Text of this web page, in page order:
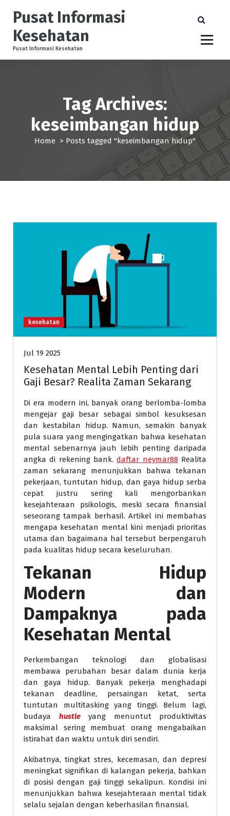
o
Pusat Informasi
Kesehatan
Pusat Informasi Kesehatan
Tag Archives:
keseimbangan hidup
Home > Posts tagged "keseimbangan hidup"
kesehatan
Jul 19 2025
Kesehatan Mental Lebih Penting dari
Gaji Besar? Realita Zaman Sekarang
Di era modern ini, banyak orang berlomba-lomba
mengejar gaji besar sebagai simbol kesuksesan
dan kestabilan hidup. Namun, semakin banyak
pula suara yang mengingatkan bahwa kesehatan
mental sebenarnya jauh lebih penting daripada
angka di rekening bank.daftar neymar88 Realita
zaman sekarang menunjukkan bahwa tekanan
pekerjaan, tuntutan hidup, dan gaya hidup serba
cepat justru sering kali mengorbankan
kesejahteraan psikologis, meski secara finansial
seseorang tampak berhasil. Artikel ini membahas
mengapa kesehatan mental kini menjadi prioritas
utama dan bagaimana hal tersebut berpengaruh
pada kualitas hidup secara keseluruhan.
Tekanan Hidup
Modern dan
Dampaknya pada
Kesehatan Mental
Perkembangan teknologi dan globalisasi
membawa perubahan besar dalam dunia kerja
dan gaya hidup. Banyak pekerja menghadapi
tekanan deadline, persaingan ketat, serta
tuntutan multitasking yang tinggi. Belum lagi,
budaya hustleyang menuntut produktivitas
maksimal sering membuat orang mengabaikan
istirahat dan waktu untuk diri sendiri.
Akibatnya, tingkat stres, kecemasan, dan depresi
meningkat signifikan di kalangan pekerja, bahkan
di posisi dengan gaji tinggi sekalipun. Kondisi ini
menunjukkan bahwa kesejahteraan mental tidak
selalu sejalan dengan keberhasilan finansial.